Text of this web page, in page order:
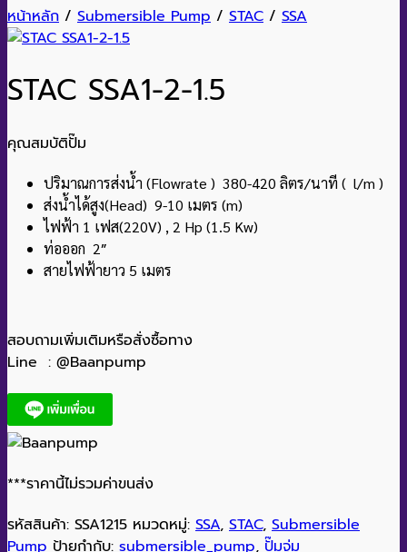
หน้าหลัก / Submersible Pump / STAC / SSA
STAC SSA1-2-1.5
คุณสมบัติปั๊ม
ปริมาณการส่งน้ำ (Flowrate ) 380-420 ลิตร/นาที ( l/m )
ส่งน้ำได้สูง(Head) 9-10 เมตร (m)
ไฟฟ้า 1 เฟส(220V) , 2 Hp (1.5 Kw)
ท่อออก 2″
สายไฟฟ้ายาว 5 เมตร
สอบถามเพิ่มเติมหรือสั่งซื้อทาง
Line : @Baanpump
***ราคานี้ไม่รวมค่าขนส่ง
รหัสสินค้า: SSA1215 หมวดหมู่: SSA, STAC, Submersible
Pump ป้ายกำกับ: submersible_pump, ปั๊มจุ่ม